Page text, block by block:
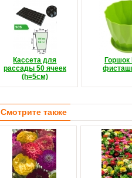
Кассета для
рассады 50 ячеек
(h=5см)
Горшок
Смотрите также